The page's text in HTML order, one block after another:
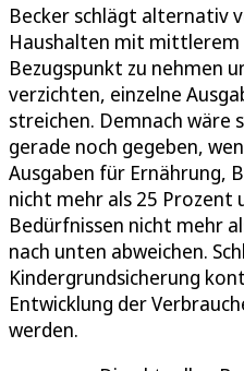
Becker schlägt alternativ
Haushalten mit mittlerem
Bezugspunkt zu nehmen
verzichten, einzelne
streichen. Demnach wäre
gerade noch gegeben,
Ausgaben für Ernährung,
nicht mehr als 25 Prozent
Bedürfnissen nicht mehr
nach unten abweichen.
Kindergrundsicherung
Entwicklung der
werden.